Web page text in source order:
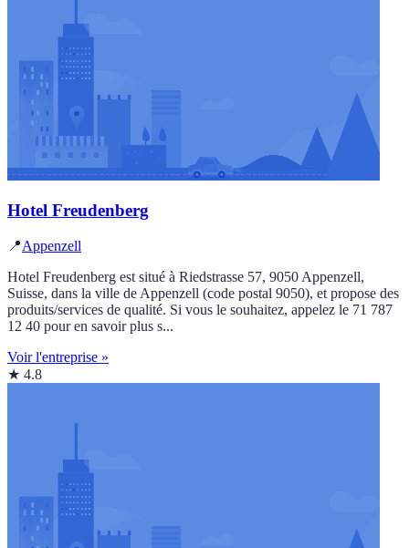
Hotel Freudenberg
📍Appenzell
Hotel Freudenberg est situé à Riedstrasse 57, 9050 Appenzell,
Suisse, dans la ville de Appenzell (code postal 9050), et propose des
produits/services de qualité. Si vous le souhaitez, appelez le 71 787
12 40 pour en savoir plus s...
Voir l'entreprise »
★ 4.8